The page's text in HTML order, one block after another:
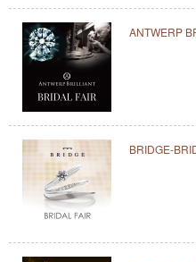
ANTWERP
BRIDGE-